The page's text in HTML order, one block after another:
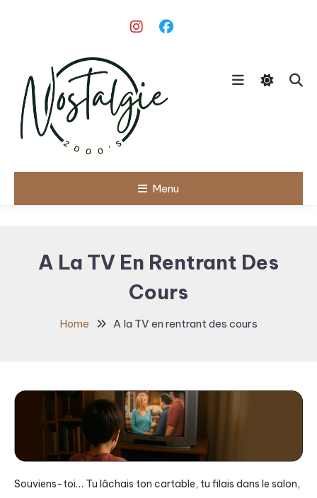
Nostalgie
Menu
A La TV En Rentrant Des
Cours
Home A la TV en rentrant des cours
Souviens-toi… Tu lâchais ton cartable, tu filais dans le salon,